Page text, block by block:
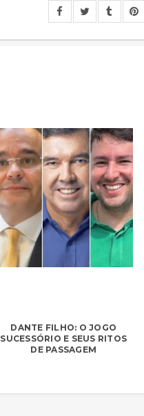
DANTE FILHO: O JOGO
SUCESSÓRIO E SEUS RITOS
DE PASSAGEM